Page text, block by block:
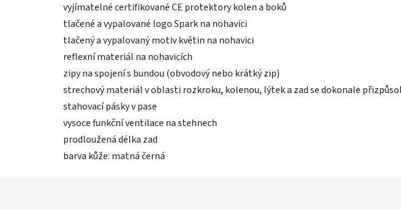
vyjímatelné certifikované CE protektory kolen a boků
tlačené a vypalované logo Spark na nohavici
tlačený a vypalovaný motiv květin na nohavici
reflexní materiál na nohavicích
zipy na spojení s bundou (obvodový nebo krátký zip)
strechový materiál v oblasti rozkroku, kolenou, lýtek a zad se dokonale
stahovací pásky v pase
vysoce funkční ventilace na stehnech
prodloužená délka zad
barva kůže: matná černá